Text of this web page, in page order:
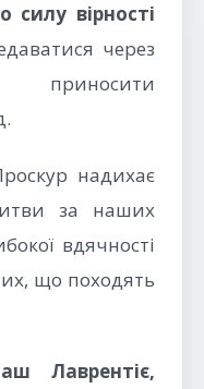
силу вірності
через
надихає
за наших
вдячності
що походять
Лаврентіє,